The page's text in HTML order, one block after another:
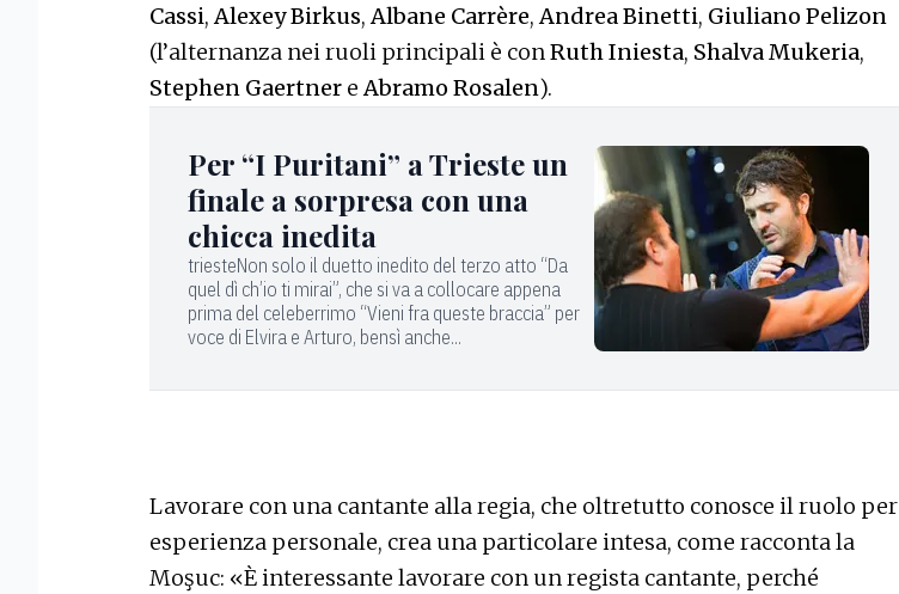
Cassi,Alexey Birkus,Albane Carrère,Andrea Binetti, Giuliano Pelizon
(l’alternanza nei ruoli principali è conRuth Iniesta, Shalva Mukeria,
Stephen Gaertner eAbramo Rosalen).
Per “I Puritani” a Trieste un
finale a sorpresa con una
chicca inedita
triesteNon solo il duetto inedito del terzo atto “Da
quel dì ch’io ti mirai”, che si va a collocare appena
prima del celeberrimo “Vieni fra queste braccia” per
voce di Elvira e Arturo, bensì anche...
Lavorare con una cantante alla regia, che oltretutto conosce il ruolo per
esperienza personale, crea una particolare intesa, come racconta la
Moşuc: «È interessante lavorare con un regista cantante, perché